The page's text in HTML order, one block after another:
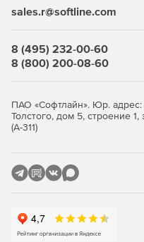
sales.r@softline.com
8 (495) 232-00-60
8 (800) 200-08-60
ПАО «Софтлайн». Юр. адрес:
Толстого, дом 5, строение
(А-311)